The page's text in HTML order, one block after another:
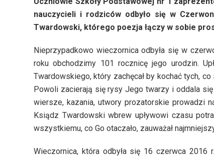
nauczycieli i rodziców odbyło się w
Twardowski, którego poezja łączy w sobie
Nieprzypadkowo wieczornica odbyła się w
roku obchodzimy 101 rocznicę jego urodzin.
Twardowskiego, który zachęcał by kochać tych,
Powoli zacierają się rysy Jego twarzy i oddala
wiersze, kazania, utwory prozatorskie prowadzi
Ksiądz Twardowski wbrew upływowi czasu
wszystkiemu, co Go otaczało, zauważał
Wieczornica, która odbyła się 16 czerwca 2016